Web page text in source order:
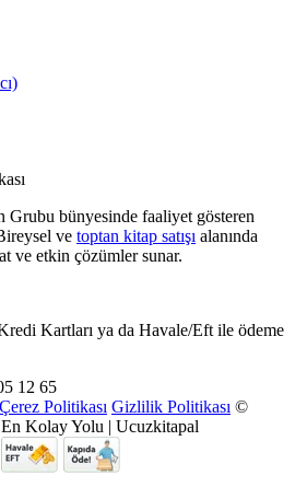
Grubu bünyesinde faaliyet gösteren
ve toptan kitap satışı alanında
ve etkin çözümler sunar.
Kartları ya da Havale/Eft ile ödeme
12 65
Çerez Politikası Gizlilik Politikası ©
Kolay Yolu | Ucuzkitapal